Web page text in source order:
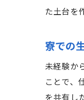
た土台を
寮での
未経験か
ことで、